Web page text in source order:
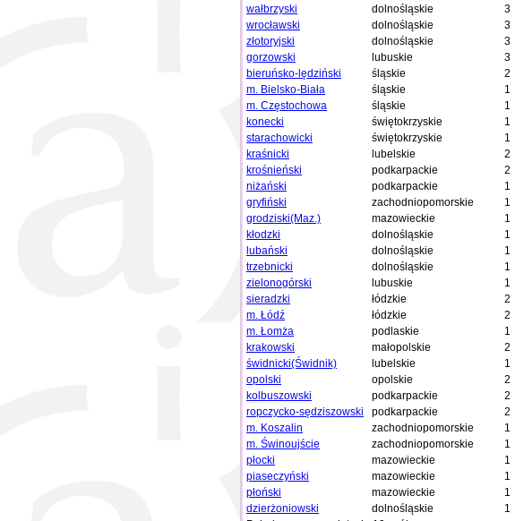
wałbrzyski
dolnośląskie 3
wrocławski
dolnośląskie 3
złotoryjski
dolnośląskie 3
gorzowski
lubuskie 3
bieruńsko-lędziński
śląskie 2
m. Bielsko-Biała
śląskie 1
m. Częstochowa
śląskie 1
konecki
świętokrzyskie 1
starachowicki
świętokrzyskie 1
kraśnicki
lubelskie 2
krośnieński
podkarpackie 2
niżański
podkarpackie 1
gryfiński
zachodniopomorskie 1
grodziski(Maz.)
mazowieckie 1
kłodzki
dolnośląskie 1
lubański
dolnośląskie 1
trzebnicki
dolnośląskie 1
zielonogórski
lubuskie 1
sieradzki
łódzkie 2
m. Łódź
łódzkie 2
m. Łomża
podlaskie 1
krakowski
małopolskie 2
świdnicki(Świdnik)
lubelskie 1
opolski
opolskie 2
kolbuszowski
podkarpackie 2
ropczycko-sędziszowski
podkarpackie 2
m. Koszalin
zachodniopomorskie 1
m. Świnoujście
zachodniopomorskie 1
płocki
mazowieckie 1
piaseczyński
mazowieckie 1
płoński
mazowieckie 1
dzierżoniowski
dolnośląskie 1